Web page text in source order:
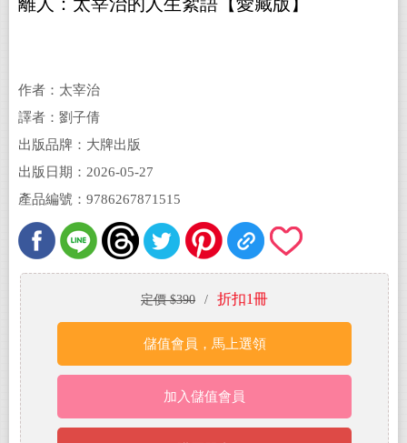
作者：太宰治
譯者：劉子倩
出版品牌：大牌出版
出版日期：2026-05-27
產品編號：9786267871515
定價 $390 / 折扣1冊
儲值會員，馬上選領
加入儲值會員